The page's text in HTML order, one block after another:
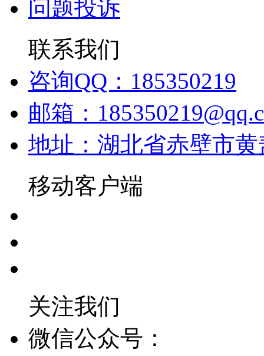
问题投诉
联系我们
咨询QQ：185350219
邮箱：
地址：湖北省赤壁市
移动客户端
关注我们
微信公众号：